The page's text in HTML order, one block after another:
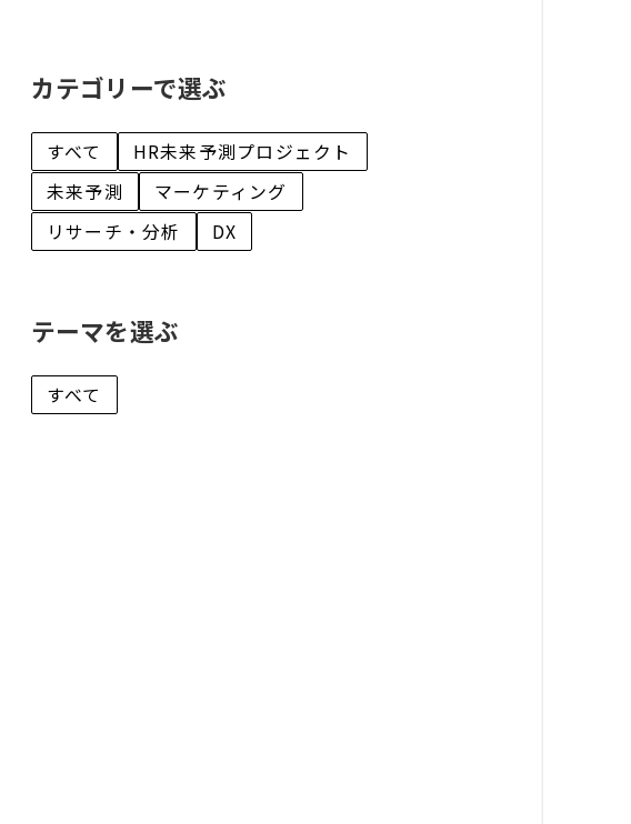
カテゴリーで選ぶ
すべて
HR未来予測プロジェクト
未来予測
マーケティング
リサーチ・分析
DX
テーマを選ぶ
すべて